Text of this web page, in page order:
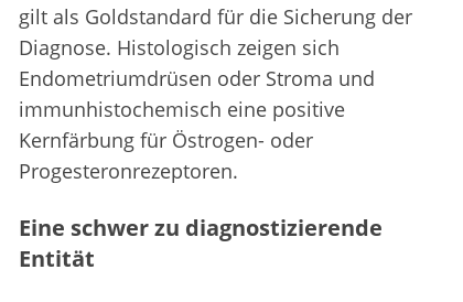
gilt als Goldstandard für die Sicherung der
Diagnose. Histologisch zeigen sich
Endometriumdrüsen oder Stroma und
immunhistochemisch eine positive
Kernfärbung für Östrogen- oder
Progesteronrezeptoren.
Eine schwer zu diagnostizierende
Entität